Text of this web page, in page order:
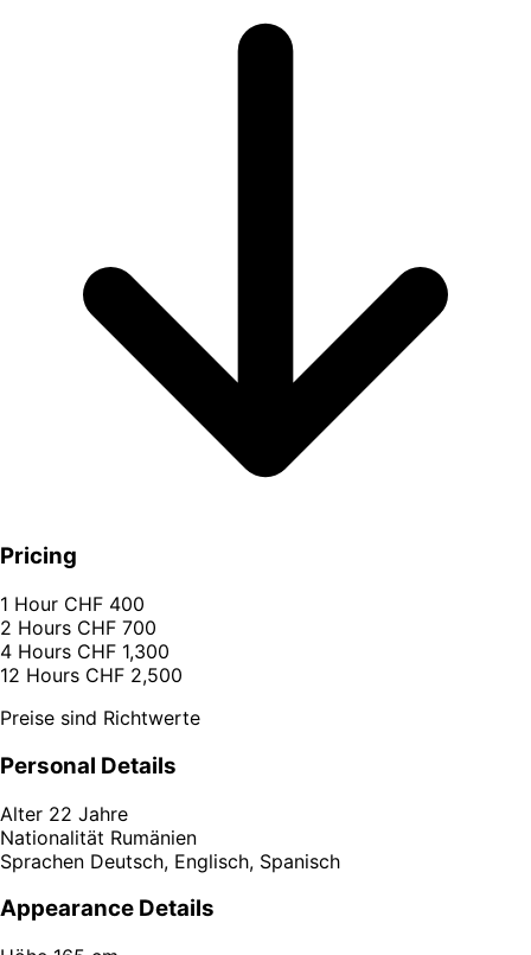
Pricing
1 Hour CHF 400
2 Hours CHF 700
4 Hours CHF 1,300
12 Hours CHF 2,500
Preise sind Richtwerte
Personal Details
Alter 22 Jahre
Nationalität Rumänien
Sprachen Deutsch, Englisch, Spanisch
Appearance Details